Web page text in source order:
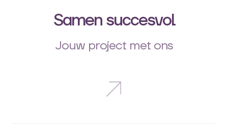
Samen succesvol
Jouw project met ons